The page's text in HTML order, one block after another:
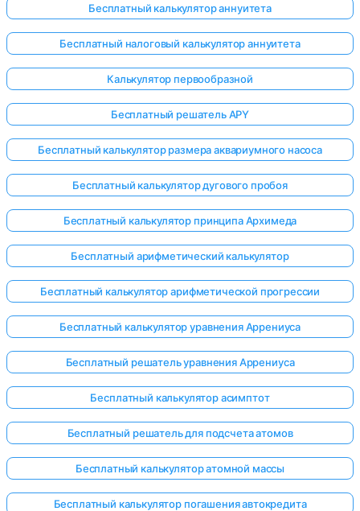
нет
свой
вопрос
Бесплатный калькулятор аннуитета
Бесплатный налоговый калькулятор аннуитета
Калькулятор первообразной
Бесплатный решатель APY
Бесплатный калькулятор размера аквариумного насоса
Бесплатный калькулятор дугового пробоя
Бесплатный калькулятор принципа Архимеда
Бесплатный арифметический калькулятор
Бесплатный калькулятор арифметической прогрессии
Бесплатный калькулятор уравнения Аррениуса
Бесплатный решатель уравнения Аррениуса
Бесплатный калькулятор асимптот
Бесплатный решатель для подсчета атомов
Бесплатный калькулятор атомной массы
Бесплатный калькулятор погашения автокредита